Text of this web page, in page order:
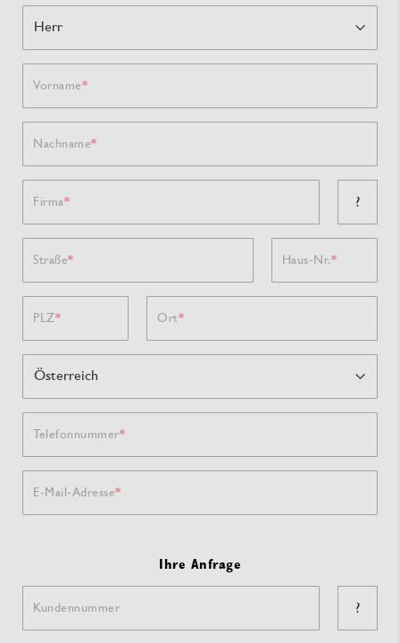
Vorname
Nachname
Firma ?
Straße Haus-Nr.
PLZ Ort
Telefonnummer
E-Mail-Adresse
Ihre Anfrage
Kundennummer ?